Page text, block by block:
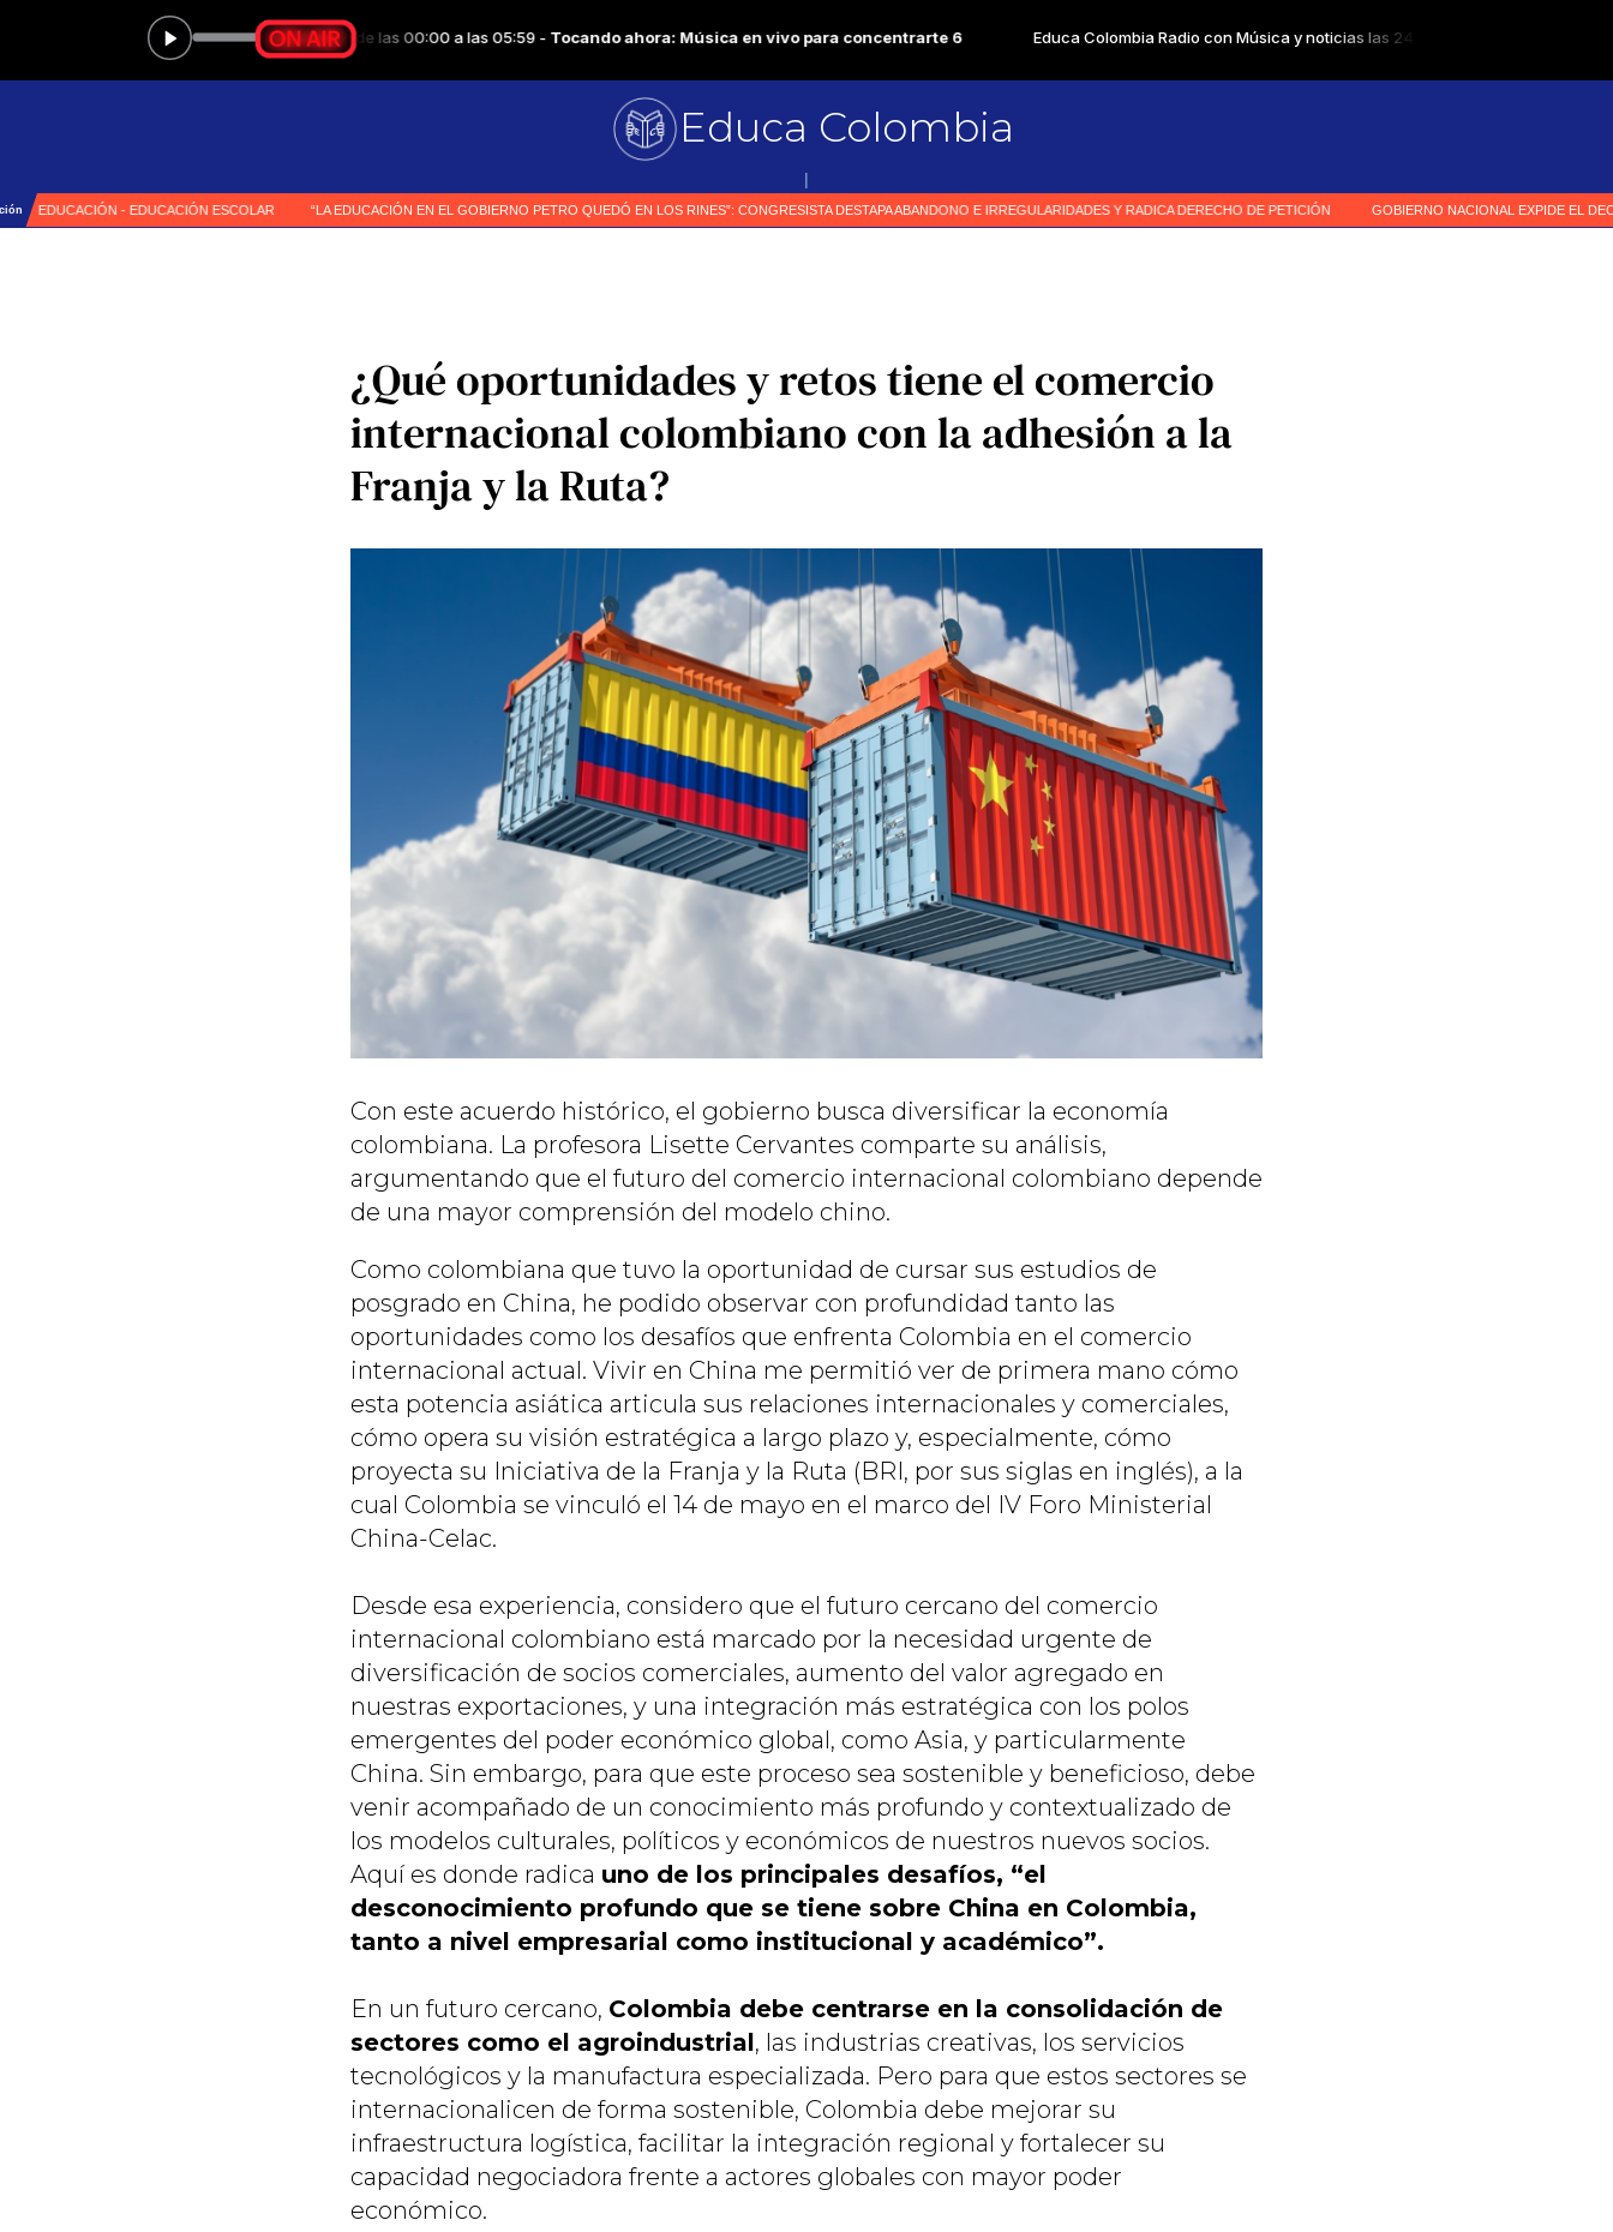
Educa Colombia
¿Qué oportunidades y retos tiene el comercio
internacional colombiano con la adhesión a la
Franja y la Ruta?
Con este acuerdo histórico, el gobierno busca diversificar la economía
colombiana. La profesora Lisette Cervantes comparte su análisis,
argumentando que el futuro del comercio internacional colombiano depende
de una mayor comprensión del modelo chino.
Como colombiana que tuvo la oportunidad de cursar sus estudios de
posgrado en China, he podido observar con profundidad tanto las
oportunidades como los desafíos que enfrenta Colombia en el comercio
internacional actual. Vivir en China me permitió ver de primera mano cómo
esta potencia asiática articula sus relaciones internacionales y comerciales,
cómo opera su visión estratégica a largo plazo y, especialmente, cómo
proyecta su Iniciativa de la Franja y la Ruta (BRI, por sus siglas en inglés), a la
cual Colombia se vinculó el 14 de mayo en el marco del IV Foro Ministerial
China-Celac.
Desde esa experiencia, considero que el futuro cercano del comercio
internacional colombiano está marcado por la necesidad urgente de
diversificación de socios comerciales, aumento del valor agregado en
nuestras exportaciones, y una integración más estratégica con los polos
emergentes del poder económico global, como Asia, y particularmente
China. Sin embargo, para que este proceso sea sostenible y beneficioso, debe
venir acompañado de un conocimiento más profundo y contextualizado de
los modelos culturales, políticos y económicos de nuestros nuevos socios.
Aquí es donde radica uno de los principales desafíos, “el
desconocimiento profundo que se tiene sobre China en Colombia,
tanto a nivel empresarial como institucional y académico”.
En un futuro cercano, Colombia debe centrarse en la consolidación de
sectores como el agroindustrial , las industrias creativas, los servicios
tecnológicos y la manufactura especializada. Pero para que estos sectores se
internacionalicen de forma sostenible, Colombia debe mejorar su
infraestructura logística, facilitar la integración regional y fortalecer su
capacidad negociadora frente a actores globales con mayor poder
económico.